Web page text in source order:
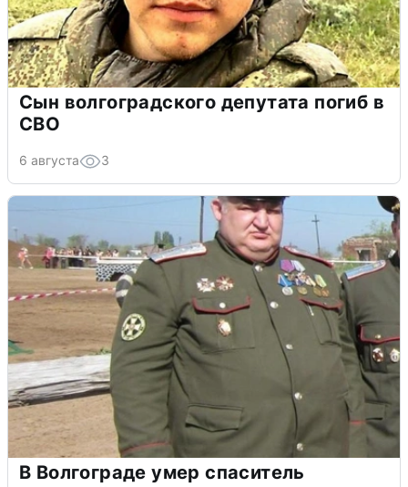
Сын волгоградского депутата погиб в
СВО
6 августа 3
В Волгограде умер спаситель